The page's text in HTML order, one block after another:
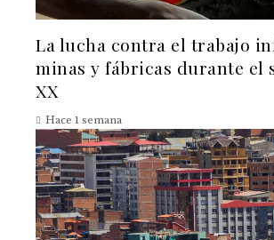
La lucha contra el trabajo
minas y fábricas durante el
XX
Hace 1 semana